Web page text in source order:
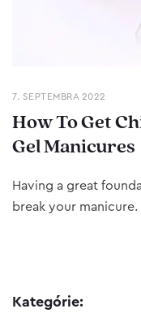
7. SEPTEMBRA 2022
How To Get
Gel Manicures
Having a great
break your manicure.
Kategórie: